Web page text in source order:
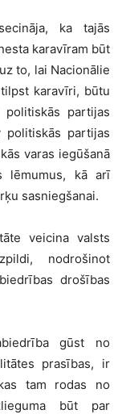
ka tajās
karavīram būt
to, lai Nacionālie
karavīri, būtu
partijas
partijas
varas iegūšanā
lēmumus, kā arī
sasniegšanai.
veicina valsts
nodrošinot
drošības
gūst no
prasības, ir
tam rodas no
būt par